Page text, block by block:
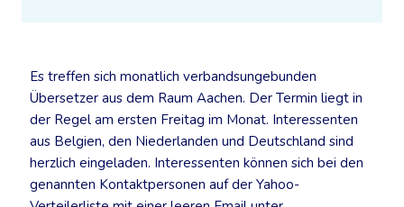
Es treffen sich monatlich verbandsungebunden
Übersetzer aus dem Raum Aachen. Der Termin liegt in
der Regel am ersten Freitag im Monat. Interessenten
aus Belgien, den Niederlanden und Deutschland sind
herzlich eingeladen. Interessenten können sich bei den
genannten Kontaktpersonen auf der Yahoo-